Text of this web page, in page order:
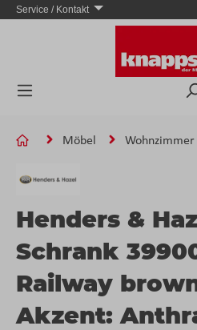
Zum Hauptinhalt springen
Service / Kontakt
Möbel Wohnzimmer
Henders &
Schrank
Railway
Akzent: